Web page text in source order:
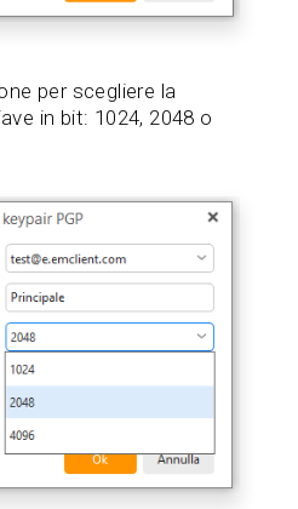
per scegliere la
in bit: 1024, 2048 o